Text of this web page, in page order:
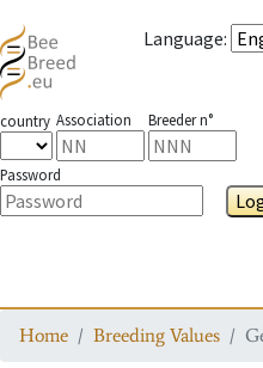
Language:
country Association Breeder n°
Password
Home Breeding Values